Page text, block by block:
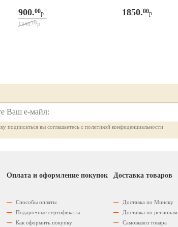
900.00р.
1340.00р.
1850.00р.
подписаться вы соглашаетесь с политикой конфиденциальности
Оплата и оформление покупок
Способы оплаты
Подарочные сертификаты
Как оформить покупку
Доставка товаров
Доставка по Минску
Доставка по регионам
Самовывоз товара